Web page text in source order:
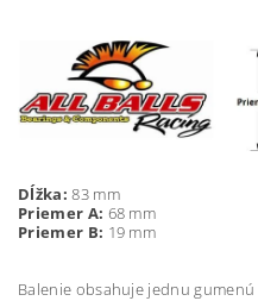
Dĺžka: 83 mm
Priemer A: 68 mm
Priemer B: 19 mm
Balenie obsahuje jednu